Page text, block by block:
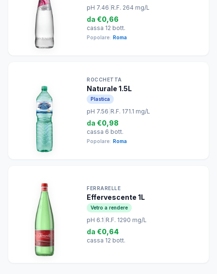
pH 7.46 R.F. 264 mg/L
da €0,66
cassa 12 bott.
Popolare: Roma
ROCCHETTA
Naturale 1.5L
Plastica
pH 7.56 R.F. 171.1 mg/L
da €0,98
cassa 6 bott.
Popolare: Roma
FERRARELLE
Effervescente 1L
Vetro a rendere
pH 6.1 R.F. 1290 mg/L
da €0,64
cassa 12 bott.